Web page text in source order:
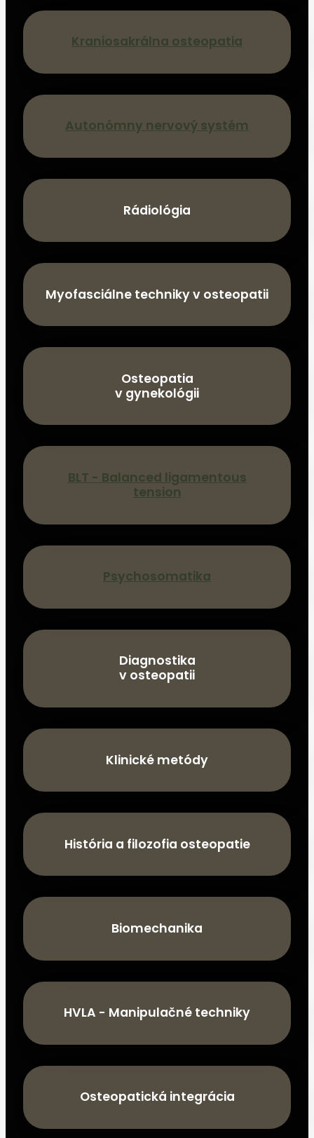
Kraniosakrálna osteopatia
Autonómny nervový systém
Rádiológia
Myofasciálne techniky v osteopatii
Osteopatia
v gynekológii
BLT - Balanced ligamentous
tension
Psychosomatika
Diagnostika
v osteopatii
Klinické metódy
História a filozofia osteopatie
Biomechanika
HVLA - Manipulačné techniky
Osteopatická integrácia